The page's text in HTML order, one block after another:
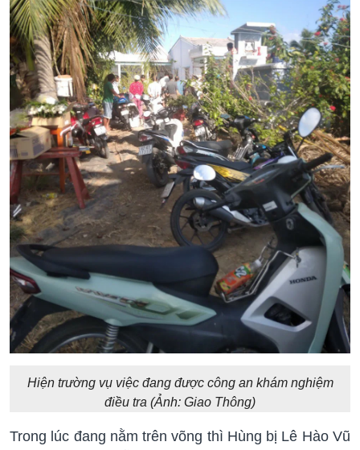
Hiện trường vụ việc đang được công an khám nghiệm
điều tra (Ảnh: Giao Thông)
Trong lúc đang nằm trên võng thì Hùng bị Lê Hào Vũ